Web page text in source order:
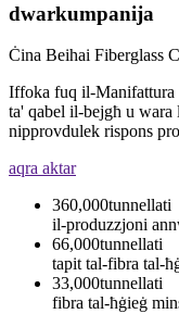
dwarkumpanija
Ċina Beihai Fiberglass
Iffoka fuq il-Manifattura
ta' qabel il-bejgħ u wara
nipprovdulek rispons
aqra aktar
360,000tunnellati
il-produzzjoni
66,000tunnellati
tapit tal-fibra tal-
33,000tunnellati
fibra tal-ħġieġ